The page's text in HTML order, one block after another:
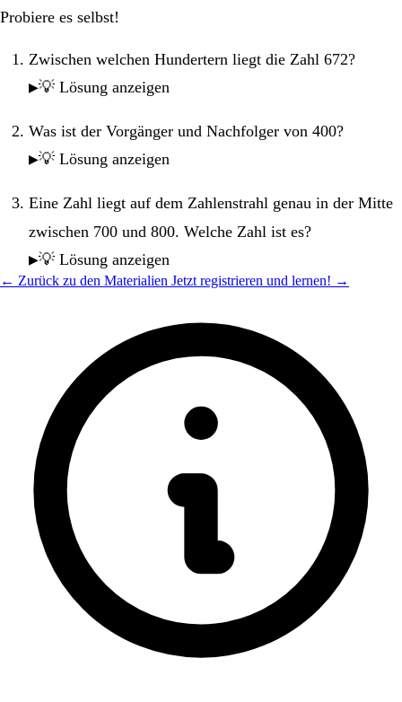
Probiere es selbst!
Zwischen welchen Hundertern liegt die Zahl 672?
💡 Lösung anzeigen
Was ist der Vorgänger und Nachfolger von 400?
💡 Lösung anzeigen
Eine Zahl liegt auf dem Zahlenstrahl genau in der Mitte
zwischen 700 und 800. Welche Zahl ist es?
💡 Lösung anzeigen
← Zurück zu den Materialien Jetzt registrieren und lernen! →